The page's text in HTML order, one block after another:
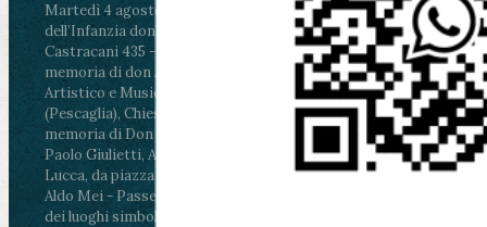
Martedì 4 agosto2026
ore 11:30 - Lucca, Scuola
dell’Infanzia don Aldo Mei - Viale Castruccio
Castracani 435 - Inaugurazione murales in
memoria di don Aldo Mei curato dal Liceo
Artistico e Musicale “Passaglia”
ore 18 - Fiano
(Pescaglia), Chiesa parrocchiale - Messa in
memoria di Don Aldo Mei celebrata da mons.
Paolo Giulietti, Arcivescovo di Lucca
ore 20.30 -
Lucca, da piazza San Michele al Cippo di don
Aldo Mei - Passeggiata della Memoria in alcuni
dei luoghi simbolo della città. Ritrovo alle ore